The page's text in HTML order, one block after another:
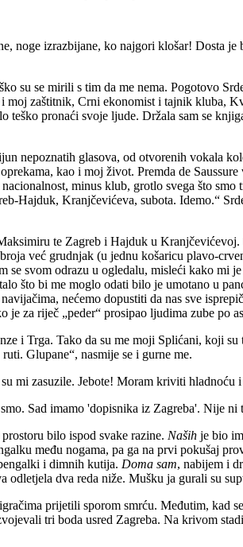
noge izrazbijane, ko najgori klošar! Dosta
su se mirili s tim da me nema. Pogotovo
zaštitnik, Crni ekonomist i tajnik kluba,
pronaći svoje ljude. Držala sam se
nepoznatih glasova, od otvorenih vokala
kao i moj život. Premda de
minus klub, grotlo svega što
Hajduk, Kranjčevićeva, subota. Idemo.“
te Zagreb i Hajduk u
već grudnjak (u jednu košaricu plavo-
svom odrazu u ogledalu, misleći kako mi
što bi me moglo odati bilo je umotano u
nećemo dopustiti da nas sve
za riječ „peder“ prosipao ljudima zube po
i Trga. Tako da su me moji Splićani, koji
Glupane“, nasmije se i gurne me.
mi zasuzile. Jebote! Moram kriviti hladnoću i
Sad imamo 'dopisnika iz Zagreba'. Nije ni
bilo ispod svake razine. Naših je bio
među nogama, pa ga na prvi pokušaj
i dimnih kutija. Doma sam, nabijem i
odletjela dva reda niže. Mušku ja gurali su
prijetili sporom smrću. Međutim, kad
tri boda usred Zagreba. Na krivom